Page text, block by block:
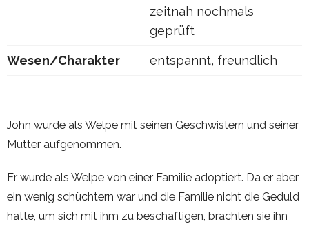
zeitnah nochmals
geprüft
Wesen/Charakter entspannt, freundlich
John wurde als Welpe mit seinen Geschwistern und seiner
Mutter aufgenommen.
Er wurde als Welpe von einer Familie adoptiert. Da er aber
ein wenig schüchtern war und die Familie nicht die Geduld
hatte, um sich mit ihm zu beschäftigen, brachten sie ihn